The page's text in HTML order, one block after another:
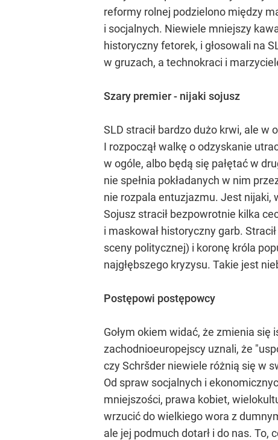
reformy rolnej podzielono między
i socjalnych. Niewiele mniejszy
historyczny fetorek, i głosowali na
w gruzach, a technokraci i
Szary premier - nijaki sojusz
SLD stracił bardzo dużo krwi, ale w
I rozpoczął walkę o odzyskanie
w ogóle, albo będą się pałętać w
nie spełnia pokładanych w nim
nie rozpala entuzjazmu. Jest nijaki,
Sojusz stracił bezpowrotnie kilka
i maskował historyczny garb.
sceny politycznej) i koronę króla
najgłębszego kryzysu. Takie jest
Postępowi postępowcy
Gołym okiem widać, że zmienia
zachodnioeuropejscy uznali, że
czy Schršder niewiele różnią się w
Od spraw socjalnych i
mniejszości, prawa kobiet,
wrzucić do wielkiego wora z
ale jej podmuch dotarł i do nas. To,